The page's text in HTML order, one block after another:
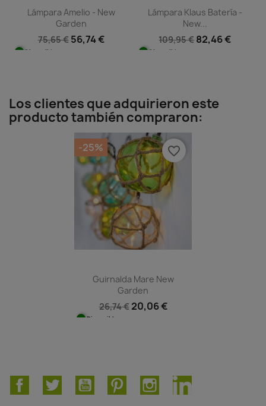
Lámpara Amelio - New
Garden
75,65 € 56,74 €
Disponible
Lámpara Klaus Batería -
New...
109,95 €82,46 €
Disponible
Los clientes que adquirieron este
producto también compraron:
Guirnalda Mare New
Garden
26,74 € 20,06 €
Disponible
-25% favorite_border
FacebookTwitter YouTube PinterestInstagramLinkedIn